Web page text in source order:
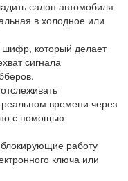
салон автомобиля
в холодное или
который делает
сигнала
времени через
с помощью
блокирующие работу
ключа или